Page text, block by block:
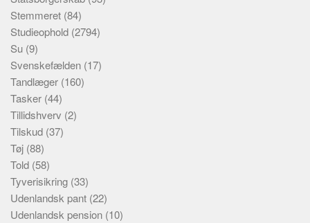
Stemmeret (84)
Studieophold (2794)
Su (9)
Svenskefælden (17)
Tandlæger (160)
Tasker (44)
Tillidshverv (2)
Tilskud (37)
Tøj (88)
Told (58)
Tyverisikring (33)
Udenlandsk pant (22)
Udenlandsk pension (10)